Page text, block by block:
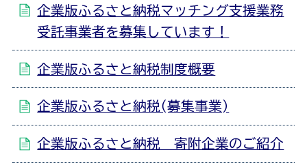
企業版ふるさと納税マッチング支援業務
受託事業者を募集しています！
企業版ふるさと納税制度概要
企業版ふるさと納税(募集事業)
企業版ふるさと納税 寄附企業のご紹介